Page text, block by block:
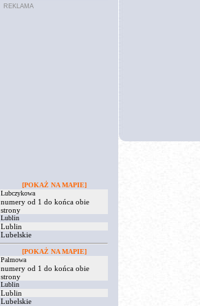
REKLAMA
[POKAŻ NA MAPIE]
Lubczykowa
numery od 1 do końca obie
strony
Lublin
Lublin
Lubelskie
[POKAŻ NA MAPIE]
Palmowa
numery od 1 do końca obie
strony
Lublin
Lublin
Lubelskie